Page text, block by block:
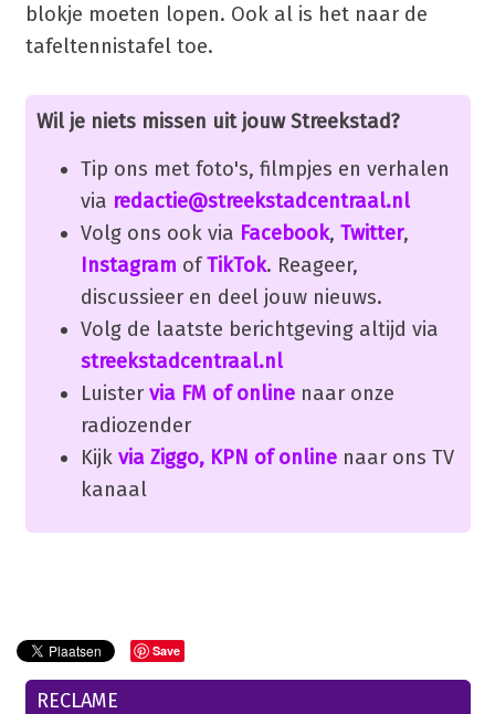
blokje moeten lopen. Ook al is het naar de
tafeltennistafel toe.
Wil je niets missen uit jouw Streekstad?
Tip ons met foto's, filmpjes en verhalen
via redactie@streekstadcentraal.nl
Volg ons ook via Facebook, Twitter,
Instagram ofTikTok. Reageer,
discussieer en deel jouw nieuws.
Volg de laatste berichtgeving altijd via
streekstadcentraal.nl
Luister via FM of onlinenaar onze
radiozender
Kijk via Ziggo, KPN of onlinenaar ons TV
kanaal
Save
RECLAME